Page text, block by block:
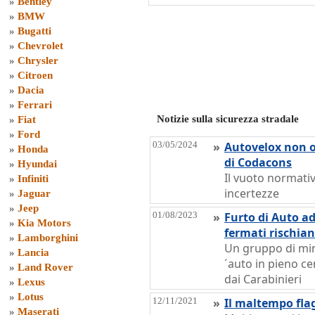
» BMW
» Bugatti
» Chevrolet
» Chrysler
» Citroen
» Dacia
» Ferrari
» Fiat
» Ford
» Honda
» Hyundai
» Infiniti
» Jaguar
» Jeep
» Kia Motors
» Lamborghini
» Lancia
» Land Rover
» Lexus
» Lotus
» Maserati
Notizie sulla sicurezza stradale
03/05/2024 » Autovelox non
di Codacons
Il vuoto
incertezze
01/08/2023 » Furto di Auto
fermati
Un gruppo di
´auto in pieno
dai Carabinieri
12/11/2021 » Il maltempo